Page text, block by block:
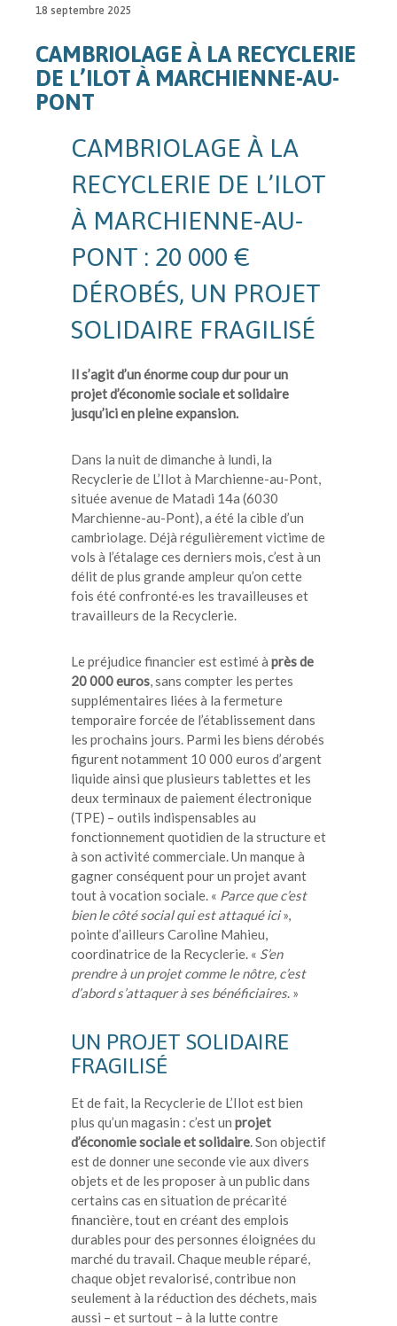
18 septembre 2025
CAMBRIOLAGE À LA RECYCLERIE
DE L’ILOT À MARCHIENNE-AU-
PONT
CAMBRIOLAGE À LA
RECYCLERIE DE L’ILOT
À MARCHIENNE-AU-
PONT : 20 000 €
DÉROBÉS, UN PROJET
SOLIDAIRE FRAGILISÉ
Il s’agit d’un énorme coup dur pour un
projet d’économie sociale et solidaire
jusqu’ici en pleine expansion.
Dans la nuit de dimanche à lundi, la
Recyclerie de L’Ilot à Marchienne-au-Pont,
située avenue de Matadi 14a (6030
Marchienne-au-Pont), a été la cible d’un
cambriolage. Déjà régulièrement victime de
vols à l’étalage ces derniers mois, c’est à un
délit de plus grande ampleur qu’on cette
fois été confronté·es les travailleuses et
travailleurs de la Recyclerie.
Le préjudice financier est estimé à près de
20 000 euros, sans compter les pertes
supplémentaires liées à la fermeture
temporaire forcée de l’établissement dans
les prochains jours. Parmi les biens dérobés
figurent notamment 10 000 euros d’argent
liquide ainsi que plusieurs tablettes et les
deux terminaux de paiement électronique
(TPE) – outils indispensables au
fonctionnement quotidien de la structure et
à son activité commerciale. Un manque à
gagner conséquent pour un projet avant
tout à vocation sociale. « Parce que c’est
bien le côté social qui est attaqué ici»,
pointe d’ailleurs Caroline Mahieu,
coordinatrice de la Recyclerie. « S’en
prendre à un projet comme le nôtre, c’est
d’abord s’attaquer à ses bénéficiaires. »
UN PROJET SOLIDAIRE
FRAGILISÉ
Et de fait, la Recyclerie de L’Ilot est bien
plus qu’un magasin : c’est un projet
d’économie sociale et solidaire. Son objectif
est de donner une seconde vie aux divers
objets et de les proposer à un public dans
certains cas en situation de précarité
financière, tout en créant des emplois
durables pour des personnes éloignées du
marché du travail. Chaque meuble réparé,
chaque objet revalorisé, contribue non
seulement à la réduction des déchets, mais
aussi – et surtout – à la lutte contre